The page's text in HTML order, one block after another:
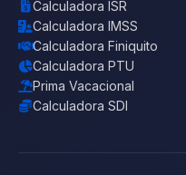
Calculadora ISR
Calculadora IMSS
Calculadora Finiquito
Calculadora PTU
Prima Vacacional
Calculadora SDI